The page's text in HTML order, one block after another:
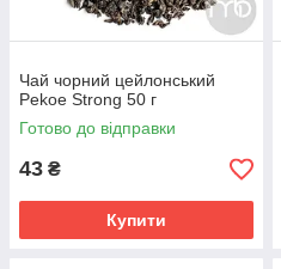
Чай чорний цейлонський
Pekoe Strong 50 г
Готово до відправки
43 ₴
Купити